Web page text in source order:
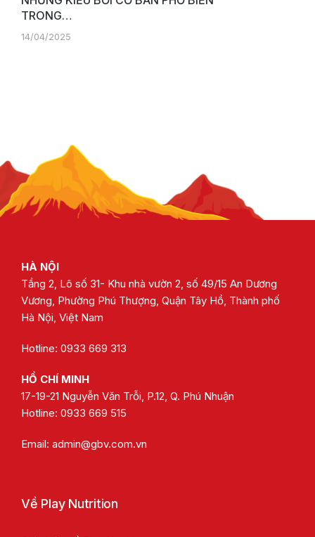
TRONG…
14/04/2025
HÀ NỘI
Tầng 2, Lô số 31- Khu nhà vườn 2, số 49/15 An Dương
Vương, Phường Phú Thượng, Quận Tây Hồ, Thành phố
Hà Nội, Việt Nam
Hotline: 0933 669 313
HỒ CHÍ MINH
17-19-21 Nguyễn Văn Trỗi, P.12, Q. Phú Nhuận
Hotline: 0933 669 515
Email: admin@gbv.com.vn
Về Play Nutrition